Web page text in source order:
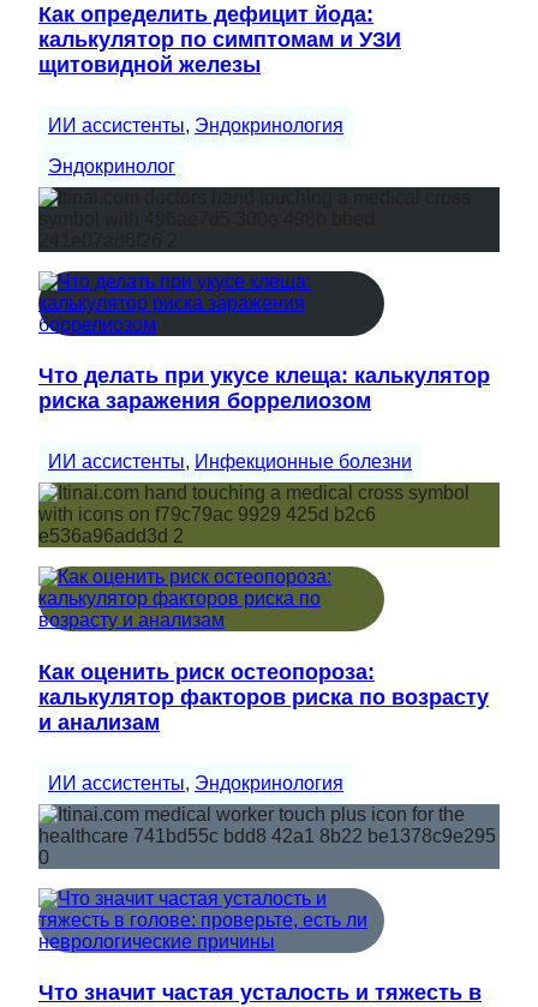
Как определить дефицит йода:
калькулятор по симптомам и УЗИ
щитовидной железы
ИИ ассистенты, Эндокринология
Эндокринолог
Что делать при укусе клеща: калькулятор
риска заражения боррелиозом
ИИ ассистенты, Инфекционные болезни
Как оценить риск остеопороза:
калькулятор факторов риска по возрасту
и анализам
ИИ ассистенты, Эндокринология
Что значит частая усталость и тяжесть в